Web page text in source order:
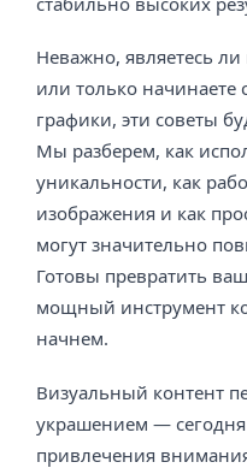
Неважно, являетесь
или только начинаете
графики, эти советы
Мы разберем, как
уникальности, как
изображения и как
могут значительно
Готовы превратить
мощный инструмент
начнем.
Визуальный контент
украшением —
привлечения